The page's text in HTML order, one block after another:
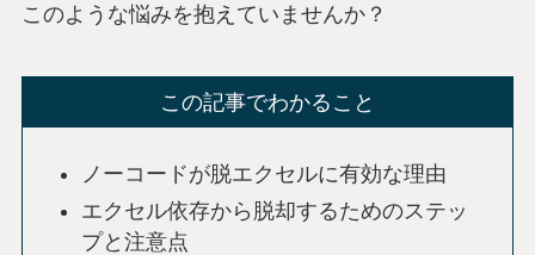
このような悩みを抱えていませんか？
この記事でわかること
ノーコードが脱エクセルに有効な理由
エクセル依存から脱却するためのステッ
プと注意点